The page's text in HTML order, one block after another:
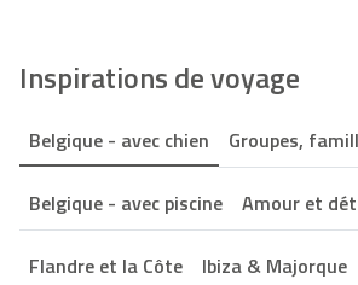
Inspirations de voyage
Belgique - avec chien Groupes,
Belgique - avec piscine Amour et
Flandre et la Côte Ibiza & Majorque